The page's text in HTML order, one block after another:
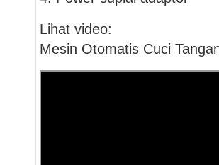
Lihat video:
Mesin Otomatis Cuci